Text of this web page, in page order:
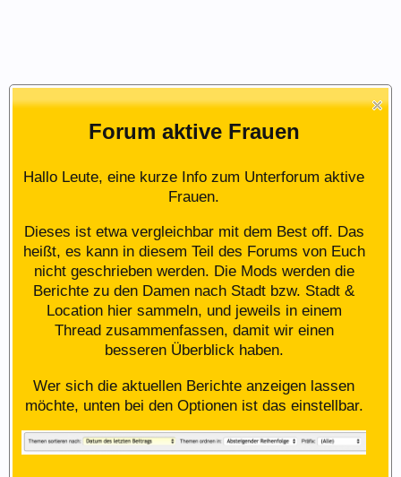
Forum aktive Frauen
Hallo Leute, eine kurze Info zum Unterforum aktive
Frauen.
Dieses ist etwa vergleichbar mit dem Best off. Das
heißt, es kann in diesem Teil des Forums von Euch
nicht geschrieben werden. Die Mods werden die
Berichte zu den Damen nach Stadt bzw. Stadt &
Location hier sammeln, und jeweils in einem
Thread zusammenfassen, damit wir einen
besseren Überblick haben.
Wer sich die aktuellen Berichte anzeigen lassen
möchte, unten bei den Optionen ist das einstellbar.